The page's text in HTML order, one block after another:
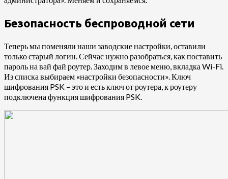
Безопасность беспроводной сети
Теперь мы поменяли наши заводские настройки, оставили
только старый логин. Сейчас нужно разобраться, как поставить
пароль на вай фай роутер. Заходим в левое меню, вкладка Wi-Fi.
Из списка выбираем «настройки безопасности». Ключ
шифрования PSK – это и есть ключ от роутера, к роутеру
подключена функция шифрования PSK.